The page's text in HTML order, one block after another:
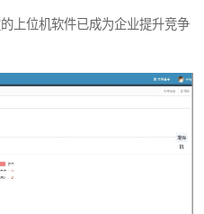
上位机软件已成为企业提升竞争